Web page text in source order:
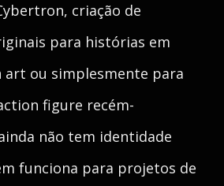
criação de
para histórias em
art ou simplesmente para
figure recém-
não tem identidade
funciona para projetos de